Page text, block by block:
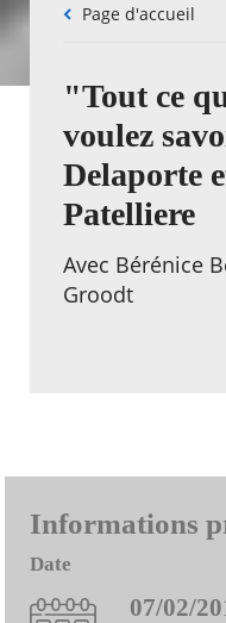
Fil
Page d'accueil
"Tout ce
voulez
Delaporte
Patelliere
Avec Bérénice
Groodt
Informations
Date
07/02/